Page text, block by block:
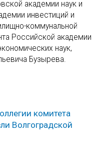
академии наук и
инвестиций и
коммунальной
Российской академии
наук,
Бузырева.
комитета
Волгоградской